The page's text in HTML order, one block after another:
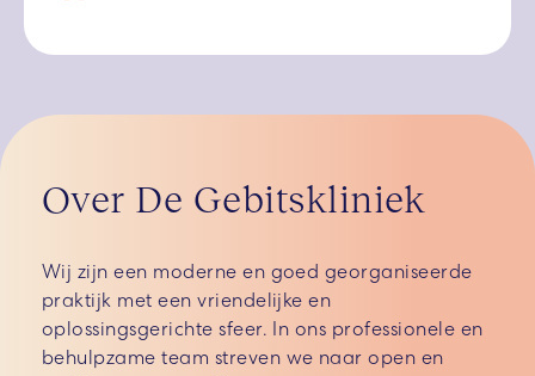
Over De Gebitskliniek
Wij zijn een moderne en goed georganiseerde
praktijk met een vriendelijke en
oplossingsgerichte sfeer. In ons professionele en
behulpzame team streven we naar open en